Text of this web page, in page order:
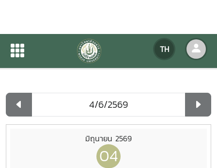
TH
ปฏิทินกิจกรรมของหน่วยงาน
ปฏิทินกิจกรรมของหน่วยงาน
มิถุนายน 2569
04